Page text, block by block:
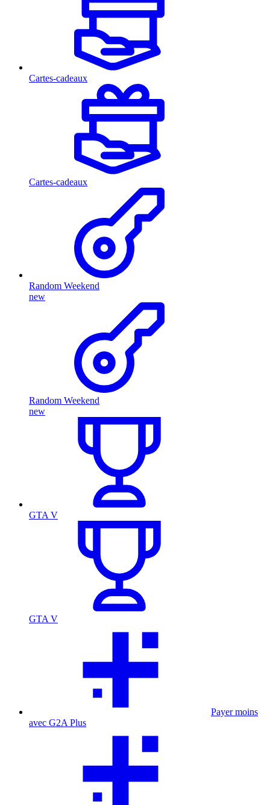
Cartes-cadeaux
Cartes-cadeaux
Random Weekend
new
Random Weekend
new
GTA V
GTA V
Payer moins
avec G2A Plus